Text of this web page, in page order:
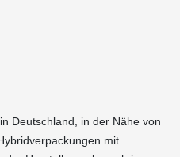
Deutschland, in der Nähe von
mit